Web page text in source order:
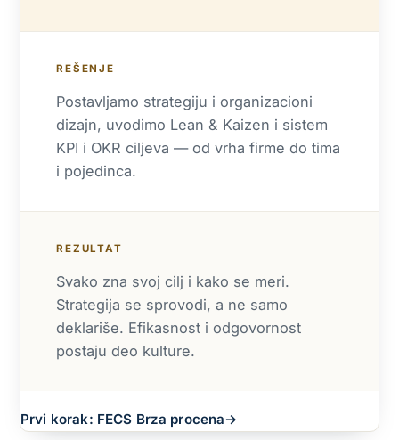
REŠENJE
Postavljamo strategiju i organizacioni
dizajn, uvodimo Lean & Kaizen i sistem
KPI i OKR ciljeva — od vrha firme do tima
i pojedinca.
REZULTAT
Svako zna svoj cilj i kako se meri.
Strategija se sprovodi, a ne samo
deklariše. Efikasnost i odgovornost
postaju deo kulture.
Prvi korak: FECS Brza procena→